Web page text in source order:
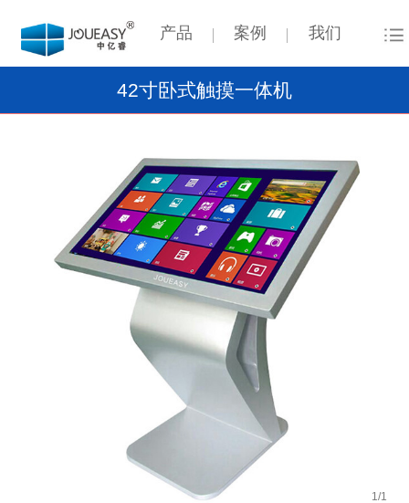
产品 案例 我们
42寸卧式触摸一体机
1 /1